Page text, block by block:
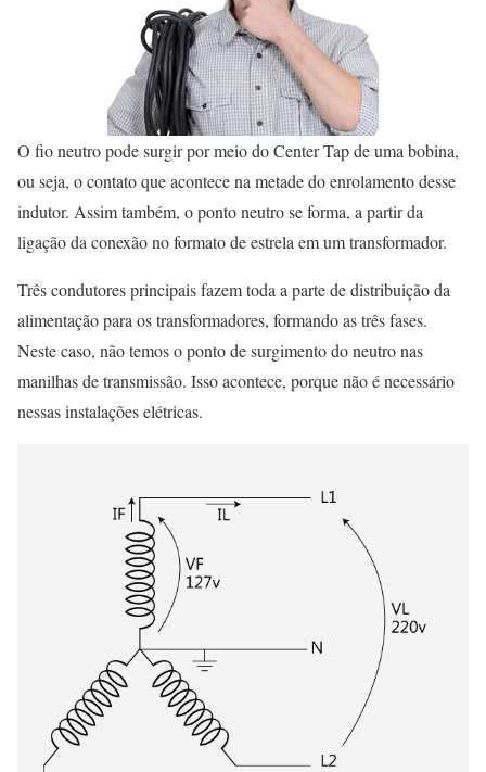
O fio neutro pode surgir por meio do Center Tap de uma bobina,
ou seja, o contato que acontece na metade do enrolamento desse
indutor. Assim também, o ponto neutro se forma, a partir da
ligação da conexão no formato de estrela em um transformador.
Três condutores principais fazem toda a parte de distribuição da
alimentação para os transformadores, formando as três fases.
Neste caso, não temos o ponto de surgimento do neutro nas
manilhas de transmissão. Isso acontece, porque não é necessário
nessas instalações elétricas.